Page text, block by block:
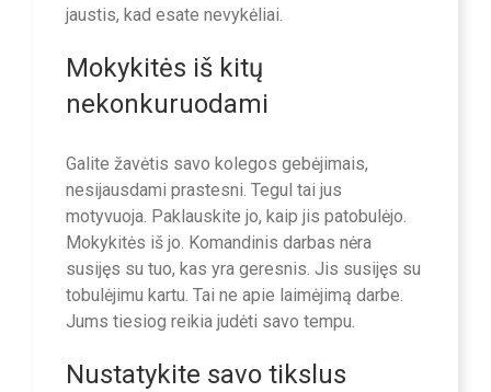
jaustis, kad esate nevykėliai.
Mokykitės iš kitų
nekonkuruodami
Galite žavėtis savo kolegos gebėjimais,
nesijausdami prastesni. Tegul tai jus
motyvuoja. Paklauskite jo, kaip jis patobulėjo.
Mokykitės iš jo. Komandinis darbas nėra
susijęs su tuo, kas yra geresnis. Jis susijęs su
tobulėjimu kartu. Tai ne apie laimėjimą darbe.
Jums tiesiog reikia judėti savo tempu.
Nustatykite savo tikslus